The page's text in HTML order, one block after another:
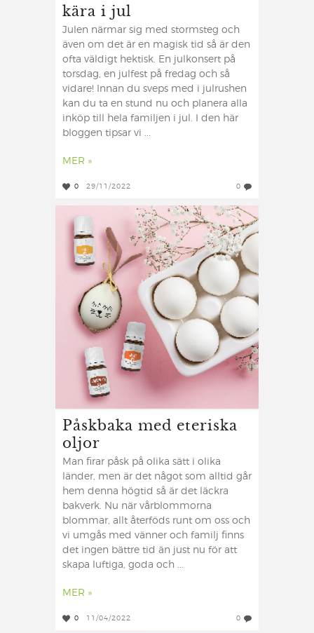
kära i jul
Julen närmar sig med stormsteg och
även om det är en magisk tid så är den
ofta väldigt hektisk. En julkonsert på
torsdag, en julfest på fredag och så
vidare! Innan du sveps med i julrushen
kan du ta en stund nu och planera alla
inköp till hela familjen i jul. I den här
bloggen tipsar vi ...
MER »
0 29/11/2022 0
Påskbaka med eteriska
oljor
Man firar påsk på olika sätt i olika
länder, men är det något som alltid går
hem denna högtid så är det läckra
bakverk. Nu när vårblommorna
blommar, allt återföds runt om oss och
vi umgås med vänner och familj finns
det ingen bättre tid än just nu för att
skapa luftiga, goda och ...
MER »
0 11/04/2022 0